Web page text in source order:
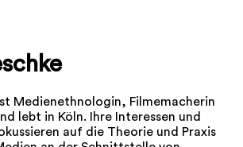
SERVICE
PUBLIKATIONEN
Medienethnologin, Filmemacherin
lebt in Köln. Ihre Interessen und
auf die Theorie und Praxis